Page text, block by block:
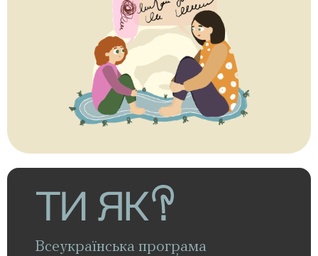
Всеукраїнська програма